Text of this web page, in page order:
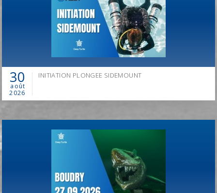
30
août
2026
INITIATION PLONGEE SIDEMOUNT
EN 2026, CHANGEZ DE MÉTIER,
DEVENEZ INSTRUCTEUR DE PLONGÉE PADI!
Information à info@deep-turtle.com